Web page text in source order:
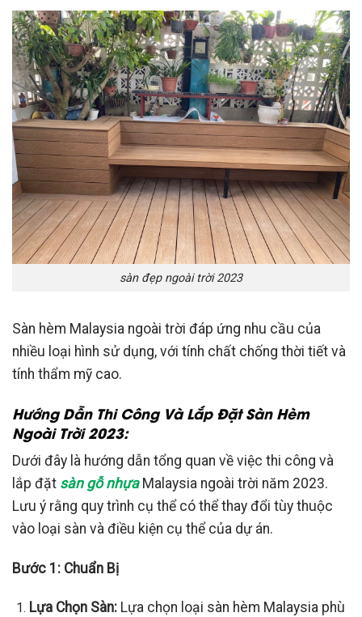
sàn đẹp ngoài trời 2023
Sàn hèm Malaysia ngoài trời đáp ứng nhu cầu của
nhiều loại hình sử dụng, với tính chất chống thời tiết và
tính thẩm mỹ cao.
Hướng Dẫn Thi Công Và Lắp Đặt Sàn Hèm
Ngoài Trời 2023:
Dưới đây là hướng dẫn tổng quan về việc thi công và
lắp đặt sàn gỗ nhựaMalaysia ngoài trời năm 2023.
Lưu ý rằng quy trình cụ thể có thể thay đổi tùy thuộc
vào loại sàn và điều kiện cụ thể của dự án.
Bước 1: Chuẩn Bị
Lựa Chọn Sàn:Lựa chọn loại sàn hèm Malaysia phù